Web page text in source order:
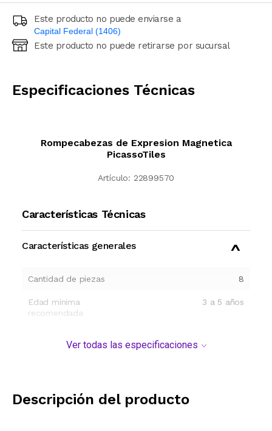
Este producto no puede enviarse a
Capital Federal (1406)
Ingresá código postal (sólo números)
Este producto no puede retirarse por sucursal
Especificaciones Técnicas
Rompecabezas de Expresion Magnetica
PicassoTiles
Artículo: 22899570
Características Técnicas
Características generales
Cantidad de piezas 8
Edad minima
recomendada
3 a 5 años
Ver todas las especificaciones
Descripción del producto